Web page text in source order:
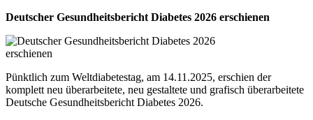
Deutscher Gesundheitsbericht Diabetes 2026 erschienen
Pünktlich zum Weltdiabetestag, am 14.11.2025, erschien der
komplett neu überarbeitete, neu gestaltete und grafisch überarbeitete
Deutsche Gesundheitsbericht Diabetes 2026.